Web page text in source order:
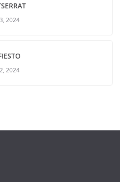
2024
2024